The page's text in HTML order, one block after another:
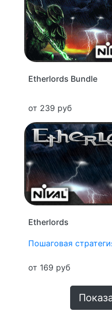
Etherlords Bundle
от 239 руб
Etherlords
Пошаговая
от 169 руб